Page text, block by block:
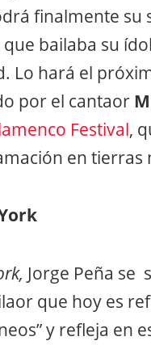
finalmente su
bailaba su
Lo hará el
por el cantaor
Festival,
en tierras
Jorge Peña se
que hoy es
y refleja en